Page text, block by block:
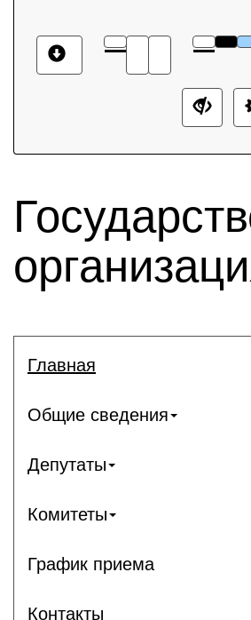
Главная
Общие сведения
Депутаты
Комитеты
График приема
Контакты